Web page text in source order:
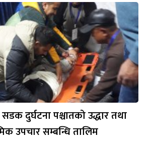
सडक दुर्घटना पश्चातको उद्धार तथा
उपचार सम्बन्धि तालिम